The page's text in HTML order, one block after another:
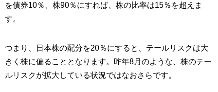
を債券10％、株90％にすれば、株の比率は15％を超えま
す。
つまり、日本株の配分を20％にすると、テールリスクは大
きく株に偏ることとなります。昨年8月のような、株のテー
ルリスクが拡大している状況ではなおさらです。